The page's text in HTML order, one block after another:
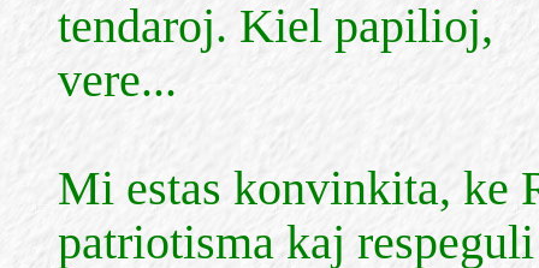
tendaroj. Kiel papilioj,
vere...
Mi estas konvinkita, ke
patriotisma kaj respeguli